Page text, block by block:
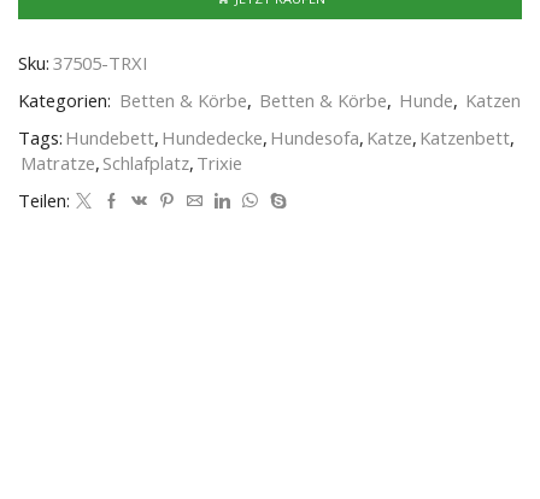
Sku: 37505-TRXI
Kategorien: Betten & Körbe, Betten & Körbe, Hunde, Katzen
Tags: Hundebett, Hundedecke, Hundesofa, Katze, Katzenbett,
Matratze, Schlafplatz, Trixie
Teilen: